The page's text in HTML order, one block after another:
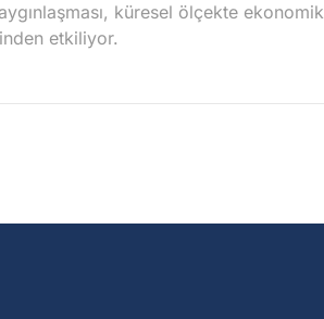
küresel ölçekte ekonomik
etkiliyor.